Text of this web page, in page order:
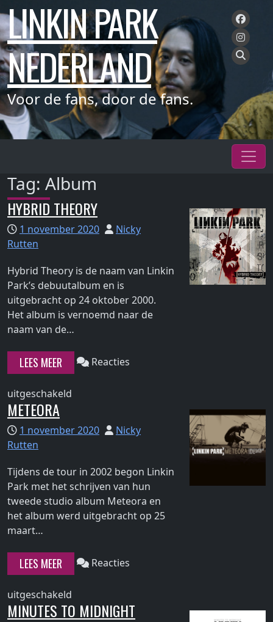
Meteen
naar
de
inhoud
LINKIN PARK
NEDERLAND
Voor de fans, door de fans.
Tag: Album
HYBRID THEORY
1 november 2020
Nicky
Rutten
Hybrid Theory is de naam van Linkin
Park’s debuutalbum en is
uitgebracht op 24 oktober 2000.
Het album is vernoemd naar de
naam van de…
"Hybrid
Theory"
LEES MEER Reacties
uitgeschakeld
METEORA
1 november 2020
Nicky
Rutten
Tijdens de tour in 2002 begon Linkin
Park met het schrijven van hun
tweede studio album Meteora en
het album werd uitgebracht op 25
maart…
"Meteora"
LEES MEER Reacties
uitgeschakeld
Meteora
MINUTES TO MIDNIGHT